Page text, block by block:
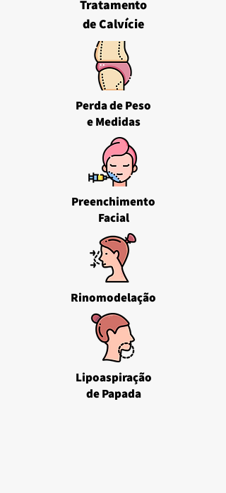
Tratamento
de Calvície
Perda de Peso
e Medidas
Preenchimento
Facial
Rinomodelação
Lipoaspiração
de Papada